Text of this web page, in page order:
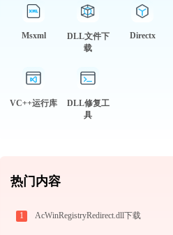
Msxml
DLL文件下
载
Directx
VC++运行库
DLL修复工
具
热门内容
1 AcWinRegistryRedirect.dll下载